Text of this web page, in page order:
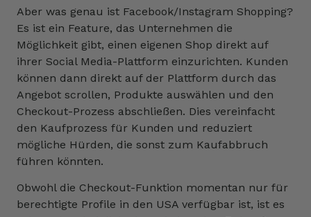
Aber was genau ist Facebook/Instagram Shopping?
Es ist ein Feature, das Unternehmen die
Möglichkeit gibt, einen eigenen Shop direkt auf
ihrer Social Media-Plattform einzurichten. Kunden
können dann direkt auf der Plattform durch das
Angebot scrollen, Produkte auswählen und den
Checkout-Prozess abschließen. Dies vereinfacht
den Kaufprozess für Kunden und reduziert
mögliche Hürden, die sonst zum Kaufabbruch
führen könnten.
Obwohl die Checkout-Funktion momentan nur für
berechtigte Profile in den USA verfügbar ist, ist es